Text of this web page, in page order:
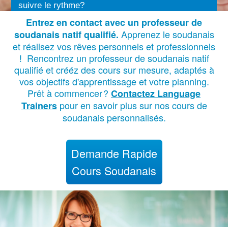
suivre le rythme?
Entrez en contact avec un professeur de
soudanais natif qualifié. Apprenez le soudanais
et réalisez vos rêves personnels et professionnels
! Rencontrez un professeur de soudanais natif
qualifié et crééz des cours sur mesure, adaptés à
vos objectifs d'apprentissage et votre planning.
Prêt à commencer? Contactez Language
Trainerspour en savoir plus sur nos cours de
soudanais personnalisés.
Demande Rapide
Cours Soudanais